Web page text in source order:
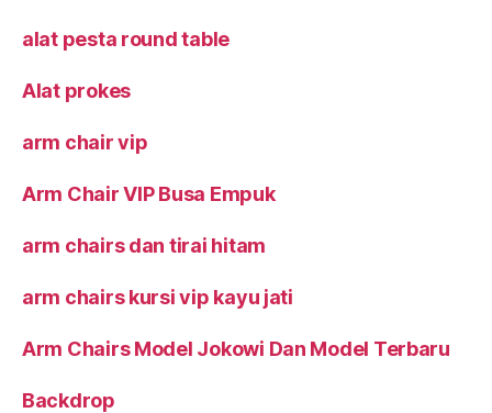
alat pesta round table
Alat prokes
arm chair vip
Arm Chair VIP Busa Empuk
arm chairs dan tirai hitam
arm chairs kursi vip kayu jati
Arm Chairs Model Jokowi Dan Model Terbaru
Backdrop